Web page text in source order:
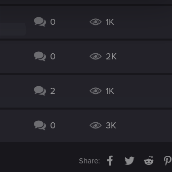
0 1K
0 2K
2 1K
0 3K
Share: Facebook
TwitterReddit